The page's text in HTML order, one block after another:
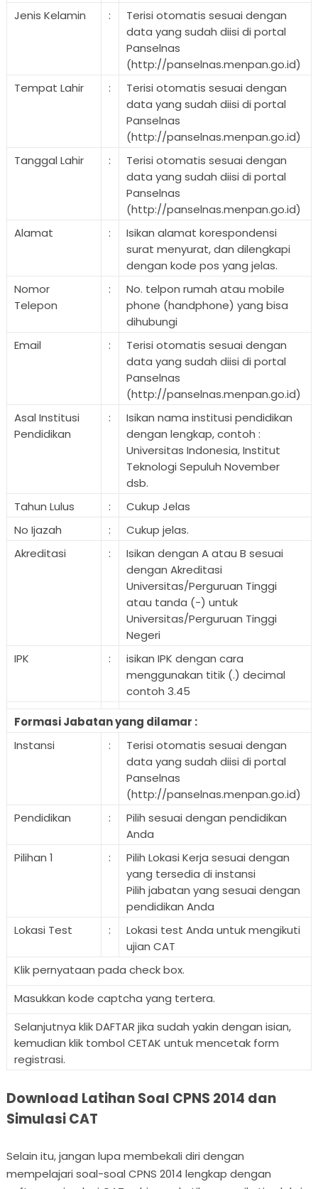
Jenis Kelamin
:
Terisi otomatis sesuai dengan
data yang sudah diisi di portal
Panselnas
(http://panselnas.menpan.go.id)
Tempat Lahir
:
Terisi otomatis sesuai dengan
data yang sudah diisi di portal
Panselnas
(http://panselnas.menpan.go.id)
Tanggal Lahir
:
Terisi otomatis sesuai dengan
data yang sudah diisi di portal
Panselnas
(http://panselnas.menpan.go.id)
Alamat
:
Isikan alamat korespondensi
surat menyurat, dan dilengkapi
dengan kode pos yang jelas.
Nomor
Telepon
:
No. telpon rumah atau mobile
phone (handphone) yang bisa
dihubungi
Email
:
Terisi otomatis sesuai dengan
data yang sudah diisi di portal
Panselnas
(http://panselnas.menpan.go.id)
Asal Institusi
Pendidikan
:
Isikan nama institusi pendidikan
dengan lengkap, contoh :
Universitas Indonesia, Institut
Teknologi Sepuluh November
dsb.
Tahun Lulus
:
Cukup Jelas
No Ijazah
:
Cukup jelas.
Akreditasi
:
Isikan dengan A atau B sesuai
dengan Akreditasi
Universitas/Perguruan Tinggi
atau tanda (-) untuk
Universitas/Perguruan Tinggi
Negeri
IPK
:
isikan IPK dengan cara
menggunakan titik (.) decimal
contoh 3.45
Formasi Jabatan yang dilamar :
Instansi
:
Terisi otomatis sesuai dengan
data yang sudah diisi di portal
Panselnas
(http://panselnas.menpan.go.id)
Pendidikan
:
Pilih sesuai dengan pendidikan
Anda
Pilihan 1
:
Pilih Lokasi Kerja sesuai dengan
yang tersedia di instansi
Pilih jabatan yang sesuai dengan
pendidikan Anda
Lokasi Test
:
Lokasi test Anda untuk mengikuti
ujian CAT
Klik pernyataan pada check box.
Masukkan kode captcha yang tertera.
Selanjutnya klik DAFTAR jika sudah yakin dengan isian,
kemudian klik tombol CETAK untuk mencetak form
registrasi.
Download Latihan Soal CPNS 2014 dan
Simulasi CAT
Selain itu, jangan lupa membekali diri dengan
mempelajari soal-soal CPNS 2014 lengkap dengan